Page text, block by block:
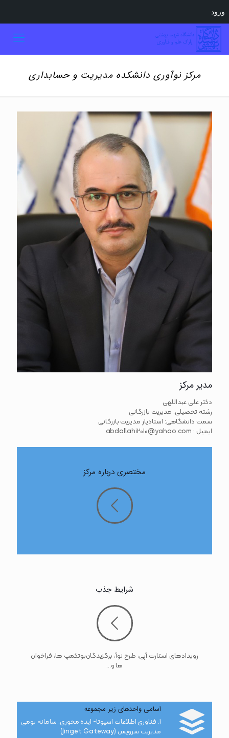
مرکز نوآوری دانشکده مدیریت و حسابداری
مدیر مرکز
دکتر علی عبداللهی
رشته تحصیلی: مدیریت بازرگانی
سمت دانشگاهی: استادیار مدیریت بازرگانی
ایمیل : abdollahi2010@yahoo.com
مختصری درباره مرکز
شرایط جذب
رویدادهای استارت آپی، طرح نوآ، برگزیدگان‌بوتکمپ ها، فراخوان
ها و...
اسامی واحدهای زیر مجموعه
1. فناوری اطلاعات اسپوتا- ایده محوری: سامانه بومی
مدیریت سرویس (Jinget Gateway)
ورود